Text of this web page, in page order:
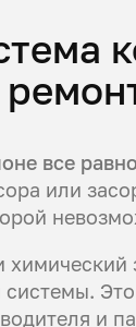
все
или
химический
и